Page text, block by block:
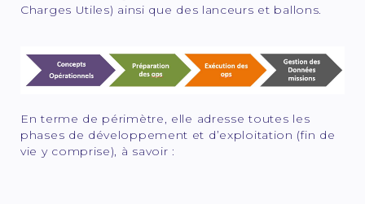
Charges Utiles) ainsi que des lanceurs et ballons.
En terme de périmètre, elle adresse toutes les
phases de développement et d’exploitation (fin de
vie y comprise), à savoir :